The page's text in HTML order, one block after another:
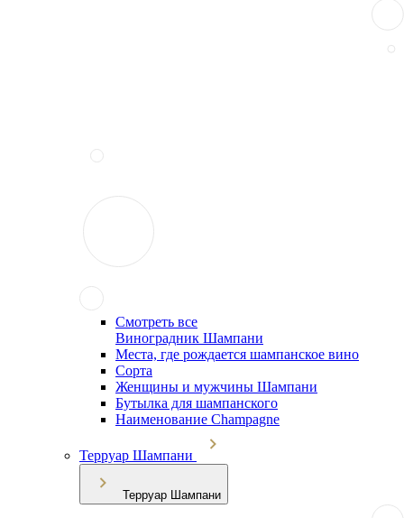
Смотреть все
Виноградник Шампани
Места, где рождается шампанское вино
Сорта
Женщины и мужчины Шампани
Бутылка для шампанского
Наименование Champagne
Терруар Шампани
Терруар Шампани